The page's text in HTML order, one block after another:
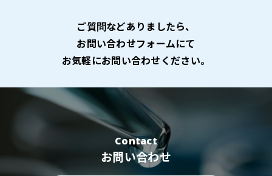
ご質問などありましたら、
お問い合わせフォームにて
お気軽にお問い合わせください。
Contact
お問い合わせ